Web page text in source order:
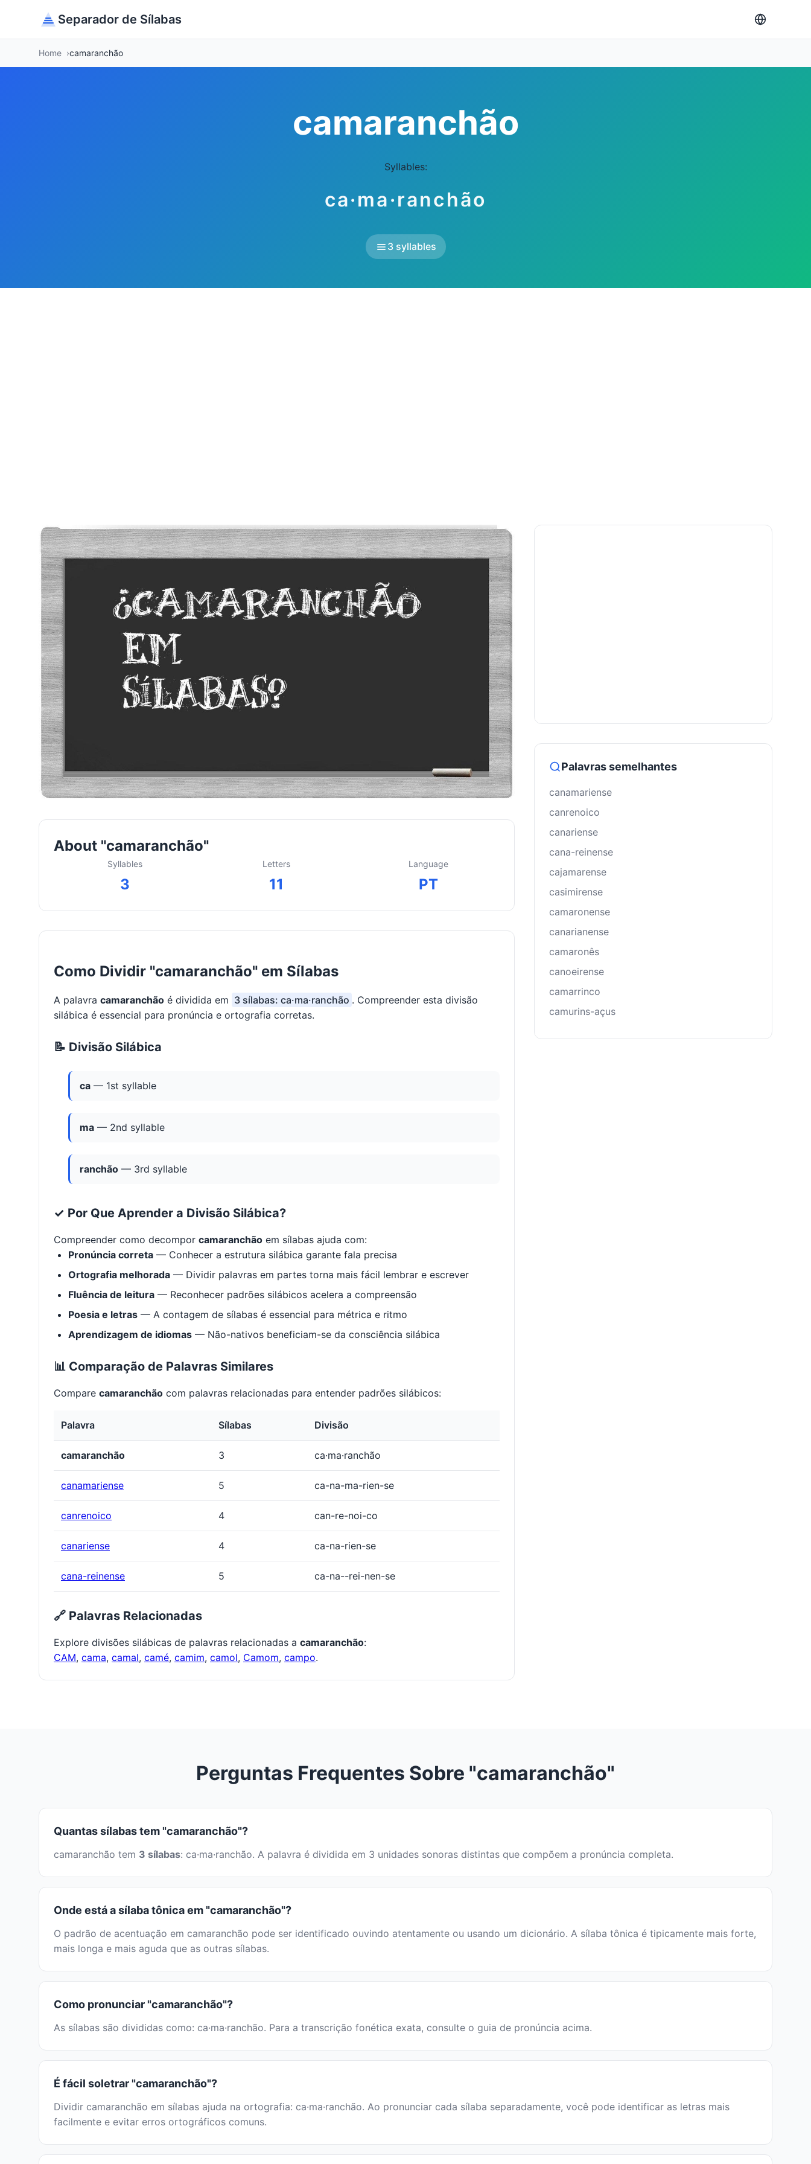
Separador de Sílabas
Home camaranchão
camaranchão
Syllables:
ca·ma·ranchão
3 syllables
About "camaranchão"
Syllables
3
Letters
11
Language
PT
Como Dividir "camaranchão" em Sílabas
A palavra camaranchão é dividida em 3 sílabas: ca·ma·ranchão . Compreender esta divisão
silábica é essencial para pronúncia e ortografia corretas.
📝 Divisão Silábica
ca — 1st syllable
ma — 2nd syllable
ranchão — 3rd syllable
✓ Por Que Aprender a Divisão Silábica?
Compreender como decompor camaranchão em sílabas ajuda com:
Pronúncia correta — Conhecer a estrutura silábica garante fala precisa
Ortografia melhorada — Dividir palavras em partes torna mais fácil lembrar e escrever
Fluência de leitura — Reconhecer padrões silábicos acelera a compreensão
Poesia e letras — A contagem de sílabas é essencial para métrica e ritmo
Aprendizagem de idiomas — Não-nativos beneficiam-se da consciência silábica
📊 Comparação de Palavras Similares
Compare camaranchão com palavras relacionadas para entender padrões silábicos:
Palavra Sílabas Divisão
camaranchão 3 ca·ma·ranchão
canamariense 5 ca-na-ma-rien-se
canrenoico 4 can-re-noi-co
canariense 4 ca-na-rien-se
cana-reinense 5 ca-na--rei-nen-se
🔗 Palavras Relacionadas
Explore divisões silábicas de palavras relacionadas a camaranchão:
CAM, cama, camal, camé, camim, camol, Camom, campo.
Palavras semelhantes
canamariense
canrenoico
canariense
cana-reinense
cajamarense
casimirense
camaronense
canarianense
camaronês
canoeirense
camarrinco
camurins-açus
Perguntas Frequentes Sobre "camaranchão"
Quantas sílabas tem "camaranchão"?
camaranchão tem 3 sílabas: ca·ma·ranchão. A palavra é dividida em 3 unidades sonoras distintas que compõem a pronúncia completa.
Onde está a sílaba tônica em "camaranchão"?
O padrão de acentuação em camaranchão pode ser identificado ouvindo atentamente ou usando um dicionário. A sílaba tônica é tipicamente mais forte,
mais longa e mais aguda que as outras sílabas.
Como pronunciar "camaranchão"?
As sílabas são divididas como: ca·ma·ranchão. Para a transcrição fonética exata, consulte o guia de pronúncia acima.
É fácil soletrar "camaranchão"?
Dividir camaranchão em sílabas ajuda na ortografia: ca·ma·ranchão. Ao pronunciar cada sílaba separadamente, você pode identificar as letras mais
facilmente e evitar erros ortográficos comuns.